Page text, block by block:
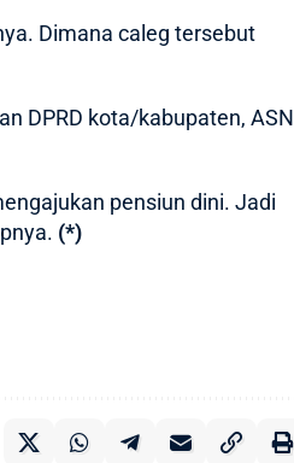
Dimana caleg tersebut
DPRD kota/kabupaten, ASN
pensiun dini. Jadi
(*)